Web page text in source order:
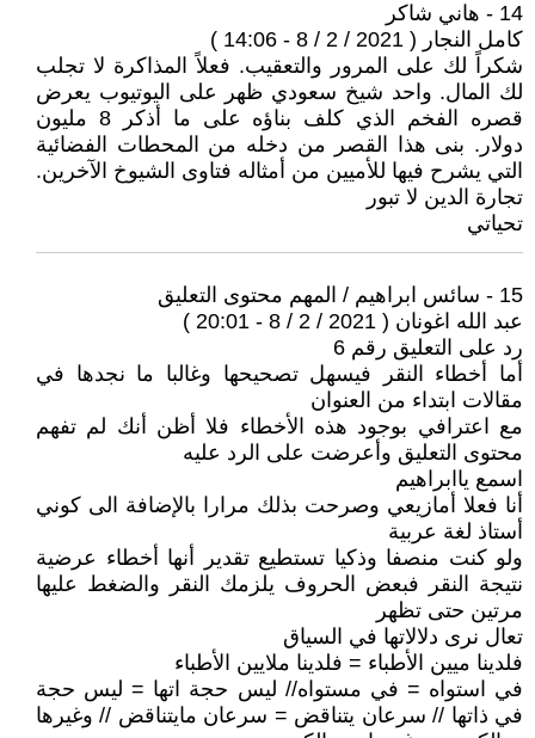
14 - هاني شاكر
كامل النجار ( 2021 / 2 / 8 - 14:06 )
شكراً لك على المرور والتعقيب. فعلاً المذاكرة لا تجلب
لك المال. واحد شيخ سعودي ظهر على اليوتيوب يعرض
قصره الفخم الذي كلف بناؤه على ما أذكر 8 مليون
دولار. بنى هذا القصر من دخله من المحطات الفضائية
التي يشرح فيها للأميين من أمثاله فتاوى الشيوخ الآخرين.
تجارة الدين لا تبور
تحياتي
15 - سائس ابراهيم / المهم محتوى التعليق
عبد الله اغونان ( 2021 / 2 / 8 - 20:01 )
رد على التعليق رقم 6
أما أخطاء النقر فيسهل تصحيحها وغالبا ما نجدها في
مقالات ابتداء من العنوان
مع اعترافي بوجود هذه الأخطاء فلا أظن أنك لم تفهم
محتوى التعليق وأعرضت على الرد عليه
اسمع ياابراهيم
أنا فعلا أمازيعي وصرحت بذلك مرارا بالإضافة الى كوني
أستاذ لغة عربية
ولو كنت منصفا وذكيا تستطيع تقدير أنها أخطاء عرضية
نتيجة النقر فبعض الحروف يلزمك النقر والضغط عليها
مرتين حتى تظهر
تعال نرى دلالاتها في السياق
فلدينا ميين الأطباء = فلدينا ملايين الأطباء
في استواه = في مستواه// ليس حجة اتها = ليس حجة
في ذاتها // سرعان يتناقض = سرعان مايتناقض // وغيرها